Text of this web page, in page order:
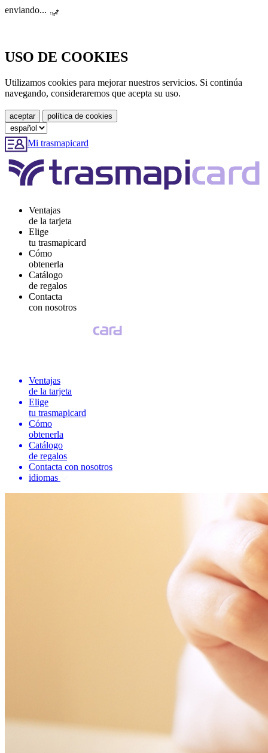
enviando...
USO DE COOKIES
Utilizamos cookies para mejorar nuestros servicios. Si continúa
navegando, consideraremos que acepta su uso.
Mi trasmapicard
Ventajas
de la tarjeta
Elige
tu trasmapicard
Cómo
obtenerla
Catálogo
de regalos
Contacta
con nosotros
Ventajas
de la tarjeta
Elige
tu trasmapicard
Cómo
obtenerla
Catálogo
de regalos
Contacta con nosotros
idiomas